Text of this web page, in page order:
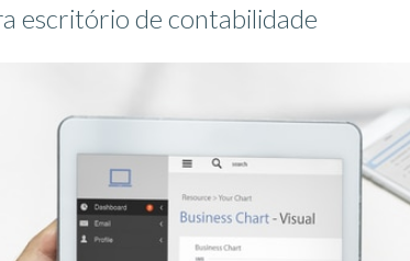
escritório de contabilidade